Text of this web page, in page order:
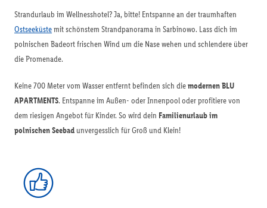
Strandurlaub im Wellnesshotel? Ja, bitte! Entspanne an der traumhaften
Ostseeküstemit schönstem Strandpanorama in Sarbinowo. Lass dich im
polnischen Badeort frischen Wind um die Nase wehen und schlendere über
die Promenade.
Keine 700 Meter vom Wasser entfernt befinden sich diemodernen BLU
APARTMENTS. Entspanne im Außen- oder Innenpool oder profitiere von
dem riesigen Angebot für Kinder. So wird dein Familienurlaub im
polnischen Seebad unvergesslich für Groß und Klein!